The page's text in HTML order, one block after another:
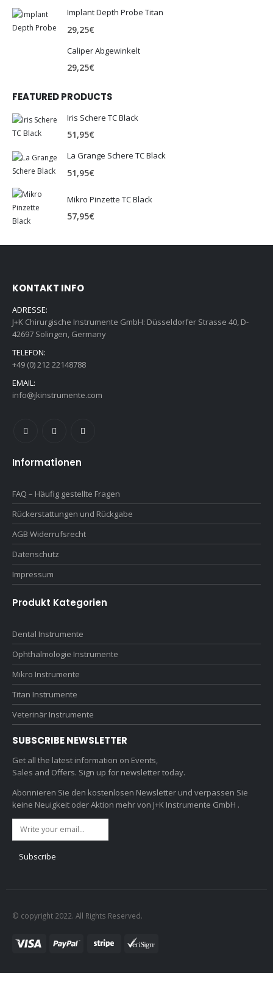
Implant Depth Probe Titan
29,25€
Caliper Abgewinkelt
29,25€
FEATURED PRODUCTS
Iris Schere TC Black
51,95€
La Grange Schere TC Black
51,95€
Mikro Pinzette TC Black
57,95€
KONTAKT INFO
ADRESSE:
J+K Chirurgische Instrumente GmbH: Düsseldorfer Strasse 40, D-
42697 Solingen, Germany
TELEFON:
+49 (0) 212 22148788
EMAIL:
info@jkinstrumente.com
Informationen
FAQ – Häufig gestellte Fragen
Rückerstattungen und Rückgabe
AGB Widerrufsrecht
Datenschutz
Impressum
Produkt Kategorien
Dental Instrumente
Ophthalmologie Instrumente
Mikro Instrumente
Titan Instrumente
Veterinär Instrumente
SUBSCRIBE NEWSLETTER
Get all the latest information on Events,
Sales and Offers. Sign up for newsletter today.
Abonnieren Sie den kostenlosen Newsletter und verpassen Sie
keine Neuigkeit oder Aktion mehr von J+K Instrumente GmbH .
© copyright 2022. All Rights Reserved.